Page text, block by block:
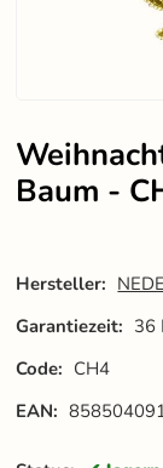
Baum -
Hersteller:
Garantiezeit: 36
Code: CH4
EAN: